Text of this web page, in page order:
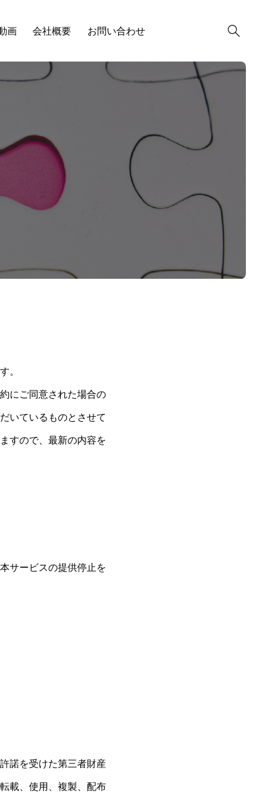
画 会社概要 お問い合わせ
。
にご同意された場合の
いているものとさせて
すので、最新の内容を
サービスの提供停止を
諾を受けた第三者財産
載、使用、複製、配布